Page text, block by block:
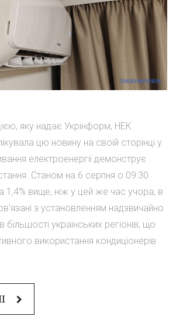
яку надає Укрінформ, НЕК
цю новину на своїй сторінці у
електроенергії демонструє
Станом на 6 серпня о 09:30
1,4% вище, ніж у цей же час учора, в
з установленням надзвичайно
більшості українських регіонів, що
використання кондиціонерів